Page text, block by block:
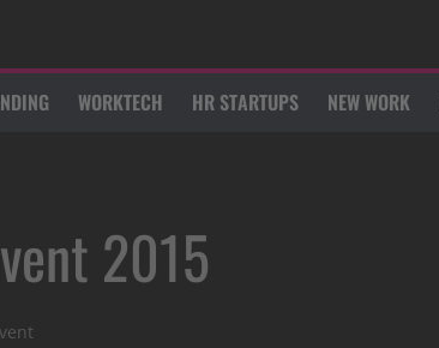
WORKTECH HR STARTUPS NEW WORK
2015